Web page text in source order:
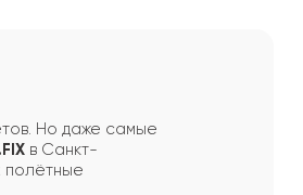
Но даже самые
в Санкт-
полётные